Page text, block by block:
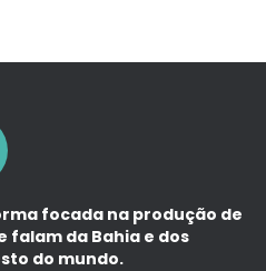
focada na produção de
falam da Bahia e dos
do mundo.